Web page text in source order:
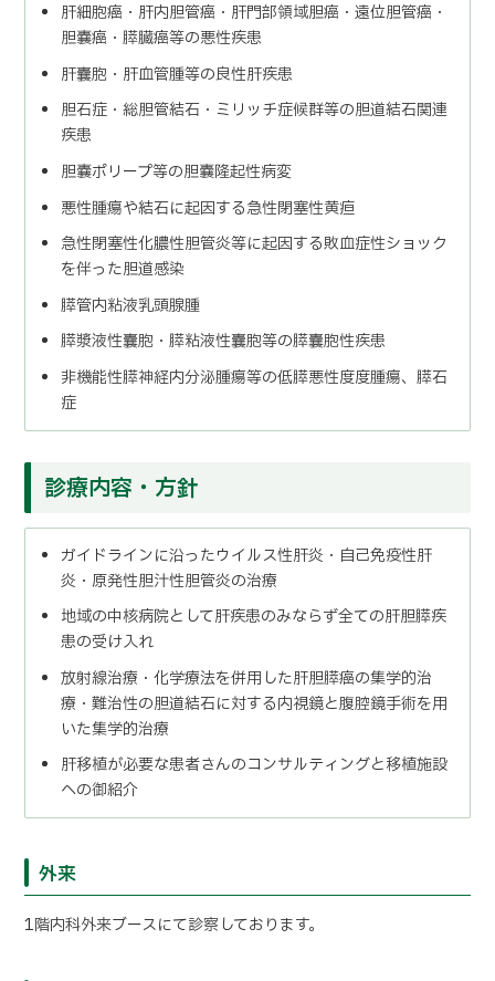
肝細胞癌・肝内胆管癌・肝門部領域胆癌・遠位胆管癌・
胆嚢癌・膵臓癌等の悪性疾患
肝囊胞・肝血管腫等の良性肝疾患
胆石症・総胆管結石・ミリッチ症候群等の胆道結石関連
疾患
胆嚢ポリープ等の胆嚢隆起性病変
悪性腫瘍や結石に起因する急性閉塞性黄疸
急性閉塞性化膿性胆管炎等に起因する敗血症性ショック
を伴った胆道感染
膵管内粘液乳頭腺腫
膵漿液性囊胞・膵粘液性囊胞等の膵囊胞性疾患
非機能性膵神経内分泌腫瘍等の低膵悪性度度腫瘍、膵石
症
診療内容・方針
ガイドラインに沿ったウイルス性肝炎・自己免疫性肝
炎・原発性胆汁性胆管炎の治療
地域の中核病院として肝疾患のみならず全ての肝胆膵疾
患の受け入れ
放射線治療・化学療法を併用した肝胆膵癌の集学的治
療・難治性の胆道結石に対する内視鏡と腹腔鏡手術を用
いた集学的治療
肝移植が必要な患者さんのコンサルティングと移植施設
への御紹介
外来
1階内科外来ブースにて診察しております。